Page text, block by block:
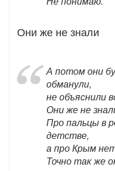
Они же не знали
А потом они
обманули,
не объяснили
Они же не
Про пальцы в
детстве,
а про Крым
Точно так же